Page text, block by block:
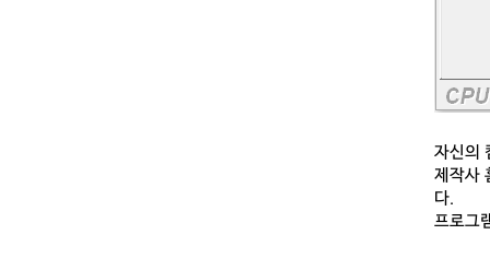
자신의
제작사
다.
프로그